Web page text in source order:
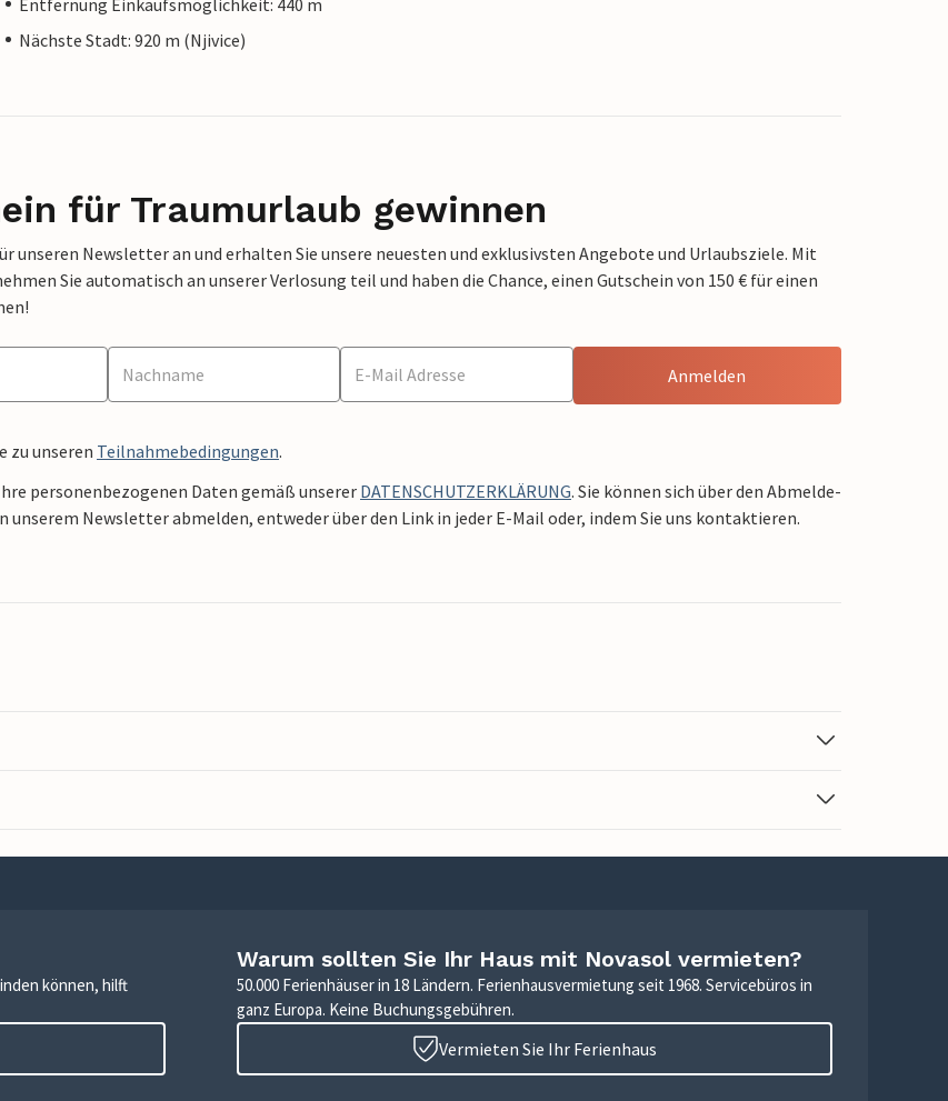
Nächste Stadt: 920 m (Njivice)
für Traumurlaub gewinnen
unseren Newsletter an und erhalten Sie unsere neuesten und exklusivsten Angebote und Urlaubsziele. Mit
Sie automatisch an unserer Verlosung teil und haben die Chance, einen Gutschein von 150 € für einen
Anmelden
zu unseren Teilnahmebedingungen.
personenbezogenen Daten gemäß unserer DATENSCHUTZERKLÄRUNG. Sie können sich über den Abmelde-
unserem Newsletter abmelden, entweder über den Link in jeder E-Mail oder, indem Sie uns kontaktieren.
können, hilft
Warum sollten Sie Ihr Haus mit Novasol vermieten?
50.000 Ferienhäuser in 18 Ländern. Ferienhausvermietung seit 1968. Servicebüros in
ganz Europa. Keine Buchungsgebühren.
Vermieten Sie Ihr Ferienhaus